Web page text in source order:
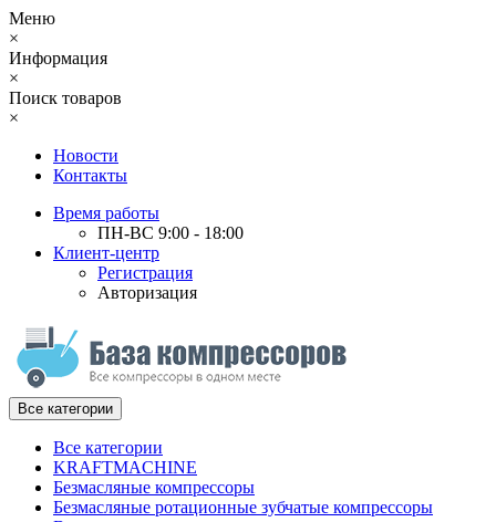
Меню
×
Информация
×
Поиск товаров
×
Новости
Контакты
Время работы
ПН-ВС 9:00 - 18:00
Клиент-центр
Регистрация
Авторизация
Все категории
Все категории
KRAFTMACHINE
Безмасляные компрессоры
Безмасляные ротационные зубчатые компрессоры